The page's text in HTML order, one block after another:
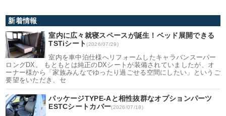
新着情報
室内に広々就寝スペースが誕生！ベッド展開できる
TSTiシート(2026/07/29)
室内を車中泊仕様へリフォームしたキャラバンスーパー
ロングDX。 もともとは純正のDXシートが装備されていましたが、オ
ーナー様から「家族みんなでゆったり過ごせる空間にしたい」というご
要望をいただき、セ
パッケージTYPE-Aと相性抜群なオプションパーツ
ESTCシートカバー(2026/07/18)